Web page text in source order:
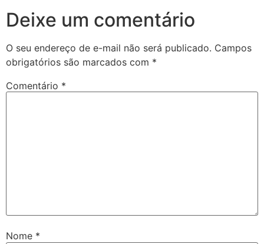
Deixe um comentário
O seu endereço de e-mail não será publicado. Campos
obrigatórios são marcados com *
Comentário *
Nome *